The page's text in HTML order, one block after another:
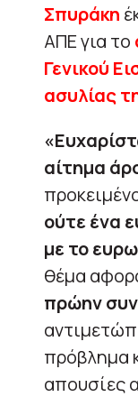
Σπυράκη
ΑΠΕ για το
Γενικού
ασυλίας
αίτημα
ούτε ένα
με το
θέμα
πρώην
πρόβλημα
απουσίες